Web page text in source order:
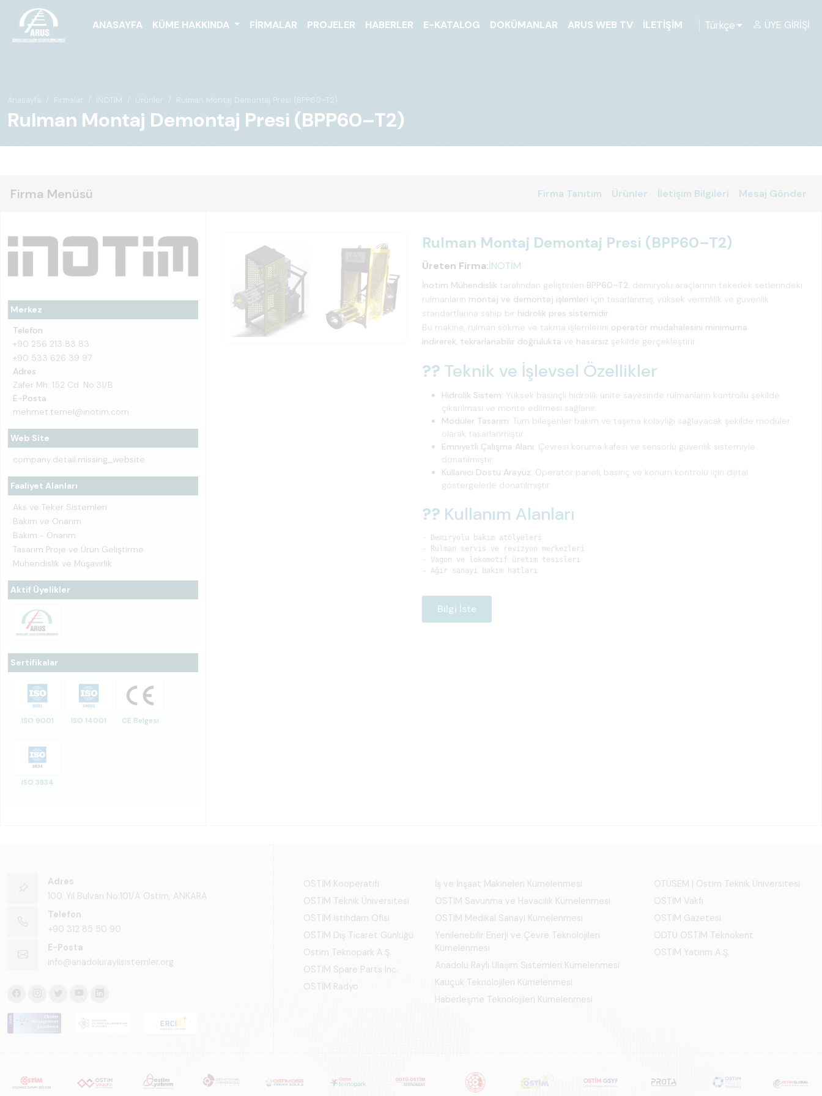
ANASAYFA KÜME HAKKINDA FIRMALAR PROJELER HABERLER E-KATALOG DOKÜMANLAR ARUS WEB TV İLETIŞIM Türkçe ÜYE GIRIŞI
Anasayfa Firmalar İNOTİM Ürünler Rulman Montaj Demontaj Presi (BPP60–T2)
Rulman Montaj Demontaj Presi (BPP60–T2)
Firma Menüsü Firma Tanıtım Ürünler İletişim Bilgileri Mesaj Gönder
Merkez
Telefon
+90 256 213 83 83
+90 533 626 39 97
Adres
Zafer Mh. 152 Cd. No:31/B
E-Posta
mehmet.temel@inotim.com
Web Site
company.detail.missing_website
Faaliyet Alanları
Aks ve Teker Sistemleri
Bakım ve Onarım
Bakım - Onarım
Tasarım Proje ve Ürün Geliştirme
Mühendislik ve Müşavirlik
Aktif Üyelikler
Sertifikalar
ISO 9001 ISO 14001 CE Belgesi
ISO 3834
Rulman Montaj Demontaj Presi (BPP60–T2)
Üreten Firma:İNOTİM
İnotim Mühendislik tarafından geliştirilen BPP60–T2 , demiryolu araçlarının tekerlek setlerindeki
rulmanların montaj ve demontaj işlemleri için tasarlanmış, yüksek verimlilik ve güvenlik
standartlarına sahip bir hidrolik pres sistemidir.
Bu makine, rulman sökme ve takma işlemlerini operatör müdahalesini minimuma
indirerek tekrarlanabilir doğrulukta ve hasarsız şekilde gerçekleştirir.
?? Teknik ve İşlevsel Özellikler
Hidrolik Sistem: Yüksek basınçlı hidrolik ünite sayesinde rulmanların kontrollü şekilde
çıkarılması ve monte edilmesi sağlanır.
Modüler Tasarım: Tüm bileşenler bakım ve taşıma kolaylığı sağlayacak şekilde modüler
olarak tasarlanmıştır.
Emniyetli Çalışma Alanı: Çevresi koruma kafesi ve sensörlü güvenlik sistemiyle
donatılmıştır.
Kullanıcı Dostu Arayüz: Operatör paneli, basınç ve konum kontrolü için dijital
göstergelerle donatılmıştır
?? Kullanım Alanları
- Demiryolu bakım atölyeleri
- Rulman servis ve revizyon merkezleri
- Vagon ve lokomotif üretim tesisleri
Bilgi İste
Adres
100. Yıl Bulvarı No:101/A Ostim, ANKARA
Telefon
+90 312 85 50 90
E-Posta
info@anadoluraylisistemler.org
OSTİM Kooperatifi
OSTİM Teknik Üniversitesi
OSTİM İstihdam Ofisi
OSTİM Dış Ticaret Günlüğü
Ostim Teknopark A.Ş.
OSTİM Spare Parts Inc.
OSTİM Radyo
İş ve İnşaat Makineleri Kümelenmesi
OSTİM Savunma ve Havacılık Kümelenmesi
OSTİM Medikal Sanayi Kümelenmesi
Yenilenebilir Enerji ve Çevre Teknolojileri
Kümelenmesi
Anadolu Raylı Ulaşım Sistemleri Kümelenmesi
Kauçuk Teknolojileri Kümelenmesi
Haberleşme Teknolojileri Kümelenmesi
OTÜSEM | Ostim Teknik Üniversitesi
OSTİM Vakfı
OSTİM Gazetesi
ODTÜ OSTİM Teknokent
OSTİM Yatırım A.Ş.